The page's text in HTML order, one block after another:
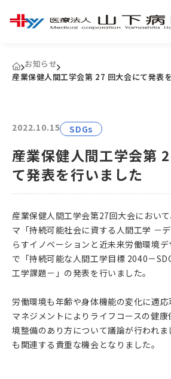
お知らせ
産業保健人間工学会第 27 回大会にて発表
2022.10.15 SDGs
産業保健人間工学会第
て発表を行いました
産業保健人間工学会第27回大会におい
マ「持続可能社会に資する人間工学 －
らすイノベーションと近未来労働環境
で「持続可能な人間工学目標 2040－
工学課題－」の発表を行いました。
労働環境も年齢や身体機能の変化に適
マネジメントによりライフコースの健
境整備のあり方について議論が行われ
も関連する貴重な機会となりました。